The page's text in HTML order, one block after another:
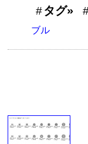
タグ»
ブル